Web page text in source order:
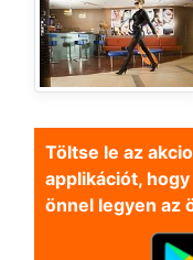
Töltse le az
applikációt,
önnel legyen az